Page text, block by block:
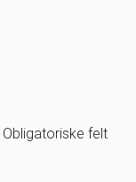
Obligatoriske felt